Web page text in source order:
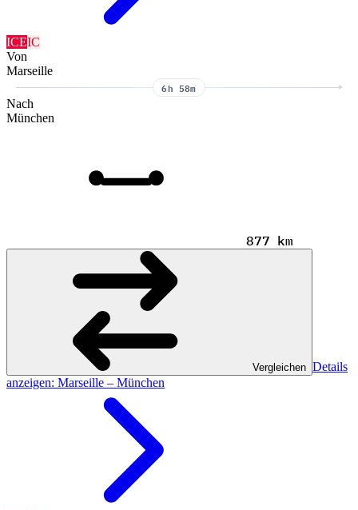
ICEIC
Von
Marseille
6h 58m
Nach
München
877 km
Vergleichen Details
anzeigen: Marseille – München